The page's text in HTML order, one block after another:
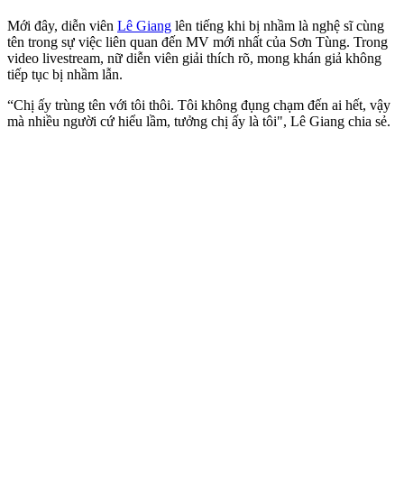
Mới đây, diễn viên Lê Giang lên tiếng khi bị nhầm là nghệ sĩ cùng
tên trong sự việc liên quan đến MV mới nhất của Sơn Tùng. Trong
video livestream, nữ diễn viên giải thích rõ, mong khán giả không
tiếp tục bị nhầm lẫn.
“Chị ấy trùng tên với tôi thôi. Tôi không đụng chạm đến ai hết, vậy
mà nhiều người cứ hiểu lầm, tưởng chị ấy là tôi", Lê Giang chia sẻ.